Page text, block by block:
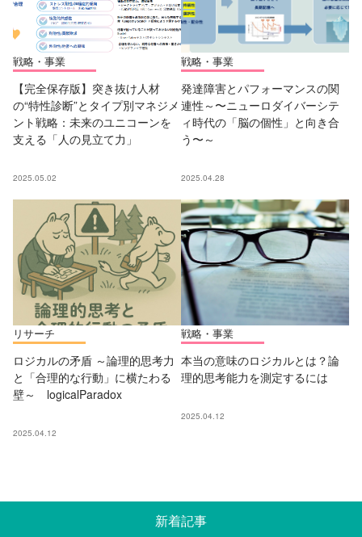
戦略・事業
【完全保存版】突き抜け人材
の“特性診断”とタイプ別マネジメ
ント戦略：未来のユニコーンを
支える「人の見立て力」
2025.05.02
戦略・事業
発達障害とパフォーマンスの関
連性～〜ニューロダイバーシテ
ィ時代の「脳の個性」と向き合
う〜～
2025.04.28
リサーチ
ロジカルの矛盾 ～論理的思考力
と「合理的な行動」に横たわる
壁～ logicalParadox
2025.04.12
戦略・事業
本当の意味のロジカルとは？論
理的思考能力を測定するには
2025.04.12
新着記事